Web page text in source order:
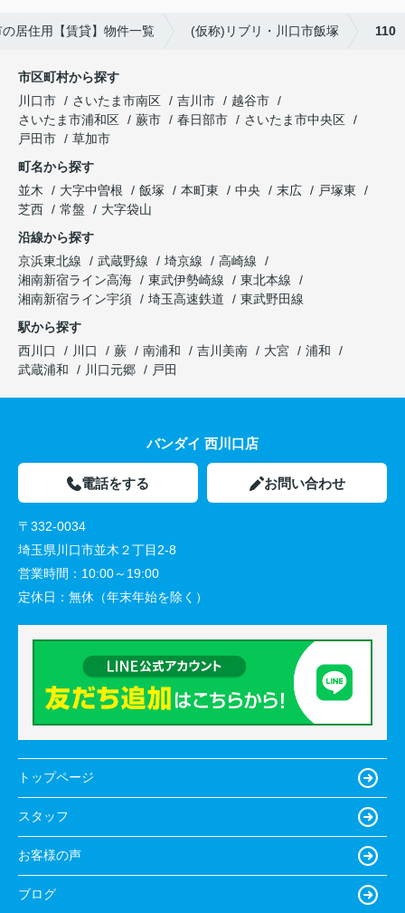
居住用【賃貸】物件一覧 (仮称)リブリ・川口市飯塚 110
市区町村から探す
川口市
さいたま市南区 吉川市
越谷市
さいたま市浦和区
蕨市 春日部市
さいたま市中央区
戸田市
草加市
町名から探す
並木
大字中曽根 飯塚 本町東 中央 末広
戸塚東
芝西
常盤
大字袋山
沿線から探す
京浜東北線
武蔵野線 埼京線
高崎線
湘南新宿ライン高海
東武伊勢崎線
東北本線
湘南新宿ライン宇須
埼玉高速鉄道
東武野田線
駅から探す
西川口
川口 蕨 南浦和 吉川美南 大宮
浦和
武蔵浦和
川口元郷 戸田
バンダイ 西川口店
電話をする お問い合わせ
〒332-0034
埼玉県川口市並木２丁目2-8
営業時間： 10:00～19:00
定休日： 無休（年末年始を除く）
トップページ
スタッフ
お客様の声
ブログ